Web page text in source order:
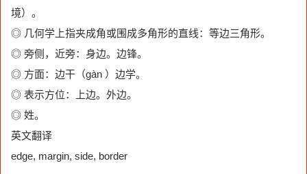
境）。
◎ 几何学上指夹成角或围成多角形的直线：等边三角形。
◎ 旁侧，近旁：身边。边锋。
◎ 方面：边干（gàn ）边学。
◎ 表示方位：上边。外边。
◎ 姓。
英文翻译
edge, margin, side, border